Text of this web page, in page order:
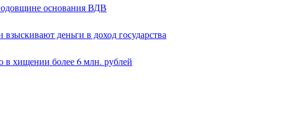
основания ВДВ
деньги в доход государства
в хищении более 6 млн. рублей